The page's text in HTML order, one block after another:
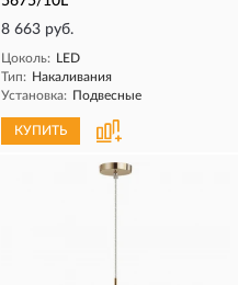
8 663 руб.
Цоколь: LED
Тип: Накаливания
Установка: Подвесные
КУПИТЬ